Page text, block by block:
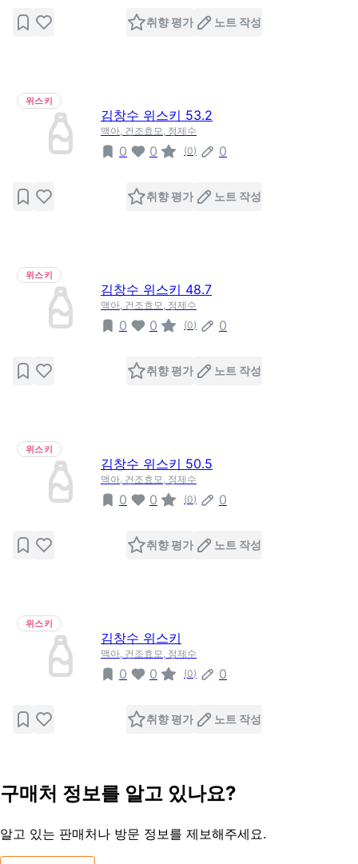
취향 평가 노트 작성
위스키
김창수 위스키 53.2
맥아, 건조효모, 정제수
0 0 (0) 0
취향 평가 노트 작성
위스키
김창수 위스키 48.7
맥아, 건조효모, 정제수
0 0 (0) 0
취향 평가 노트 작성
위스키
김창수 위스키 50.5
맥아, 건조효모, 정제수
0 0 (0) 0
취향 평가 노트 작성
위스키
김창수 위스키
맥아, 건조효모, 정제수
0 0 (0) 0
취향 평가 노트 작성
구매처 정보를 알고 있나요?
알고 있는 판매처나 방문 정보를 제보해주세요.